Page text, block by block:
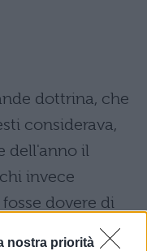
nostra priorità
dottrina, che
considerava,
dell'anno il
invece
dovere di
funebri